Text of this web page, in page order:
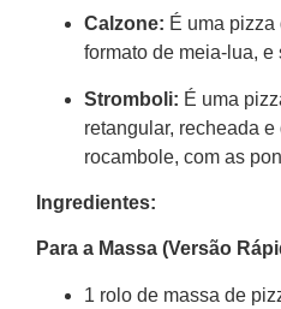
Calzone: É uma
formato de meia-lua, e
Stromboli: É uma
retangular, recheada
rocambole, com as
Ingredientes:
Para a Massa (Versão
1 rolo de massa de